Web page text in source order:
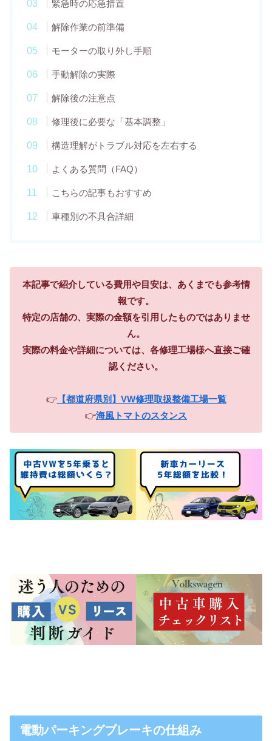
緊急時の応急措置
解除作業の前準備
モーターの取り外し手順
手動解除の実際
解除後の注意点
修理後に必要な「基本調整」
構造理解がトラブル対応を左右する
よくある質問（FAQ）
こちらの記事もおすすめ
車種別の不具合詳細
本記事で紹介している費用や目安は、あくまでも参考情
報です。
特定の店舗の、実際の金額を引用したものではありませ
ん。
実際の料金や詳細については、各修理工場様へ直接ご確
認ください。
👉【都道府県別】VW修理取扱整備工場一覧
👉海風トマトのスタンス
電動パーキングブレーキの仕組み